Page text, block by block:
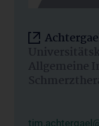
Allgemeine